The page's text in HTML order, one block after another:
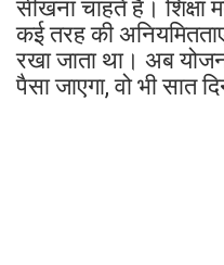
सीखना चाहते हैं। शिक्षा
कई तरह की
रखा जाता था। अब
पैसा जाएगा, वो भी सात